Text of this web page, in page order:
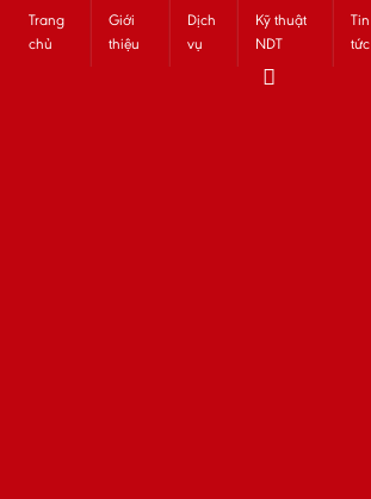
Trang
chủ
Giới
thiệu
Dịch
vụ
Kỹ thuật
NDT
Tin
tức